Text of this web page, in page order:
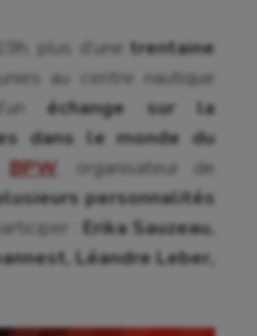
plus d’une trentaine
au centre nautique
échange sur la
dans le monde du
BPW , organisateur de
personnalités
: Erika Sauzeau,
Léandre Leber,